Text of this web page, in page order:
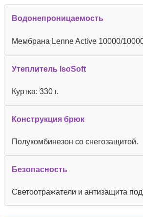
Водонепроницаемость
Мембрана Lenne Active 10000/
Утеплитель IsoSoft
Куртка: 330 г.
Конструкция брюк
Полукомбинезон со снегозащитой.
Безопасность
Светоотражатели и антизащита